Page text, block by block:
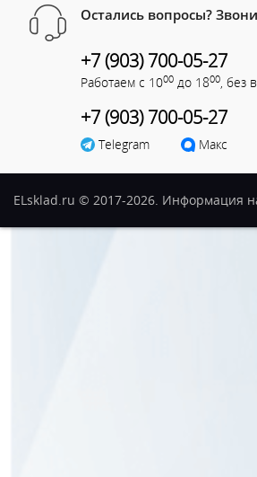
Остались вопросы?
+7 (903) 700-05-27
Работаем с 1000 до 1800, без
+7 (903) 700-05-27
Telegram Макс
ELsklad.ru © 2017-2026. Информация